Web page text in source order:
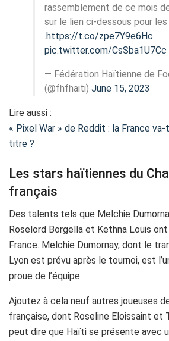
rassemblement de ce mois
sur le lien ci-dessous pour
.https://t.co/zpe7Y9e6Hc
pic.twitter.com/CsSba1U7Cc
— Fédération Haïtienne de
(@fhfhaiti) June 15, 2023
Lire aussi :
« Pixel War » de Reddit : la France
titre ?
Les stars haïtiennes du
français
Des talents tels que Melchie
Roselord Borgella et Kethna Louis ont
France. Melchie Dumornay, dont le
Lyon est prévu après le tournoi, est
proue de l’équipe.
Ajoutez à cela neuf autres joueuses
française, dont Roseline Eloissaint et
peut dire que Haïti se présente avec